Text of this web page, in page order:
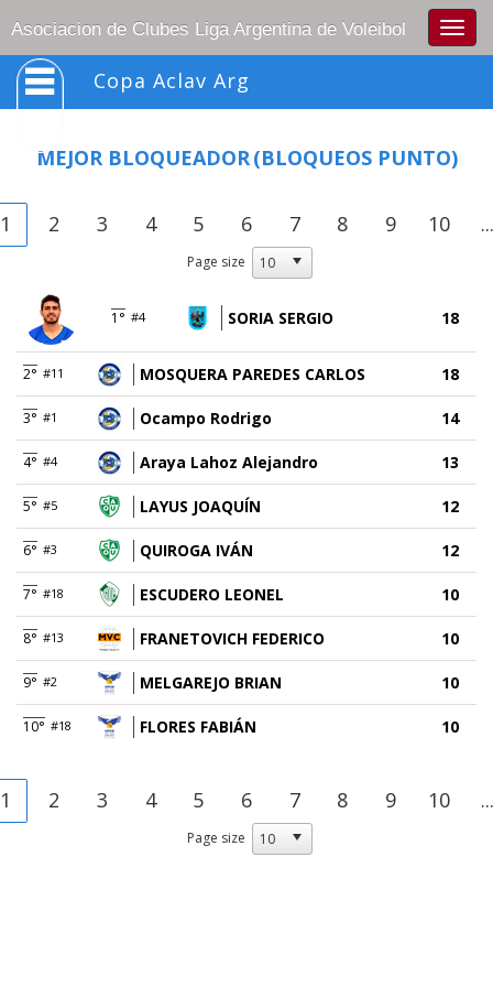
Asociacion de Clubes Liga Argentina de Voleibol
Copa Aclav Arg
MEJOR BLOQUEADOR(BLOQUEOS PUNTO)
1 2 3 4 5 6 7 8 9 10 ...
Page size
1° #4 SORIA SERGIO 18
2° #11 MOSQUERA PAREDES CARLOS 18
3° #1 Ocampo Rodrigo 14
4° #4 Araya Lahoz Alejandro 13
5° #5 LAYUS JOAQUÍN 12
6° #3 QUIROGA IVÁN 12
7° #18 ESCUDERO LEONEL 10
8° #13 FRANETOVICH FEDERICO 10
9° #2 MELGAREJO BRIAN 10
10° #18 FLORES FABIÁN 10
1 2 3 4 5 6 7 8 9 10 ...
Page size